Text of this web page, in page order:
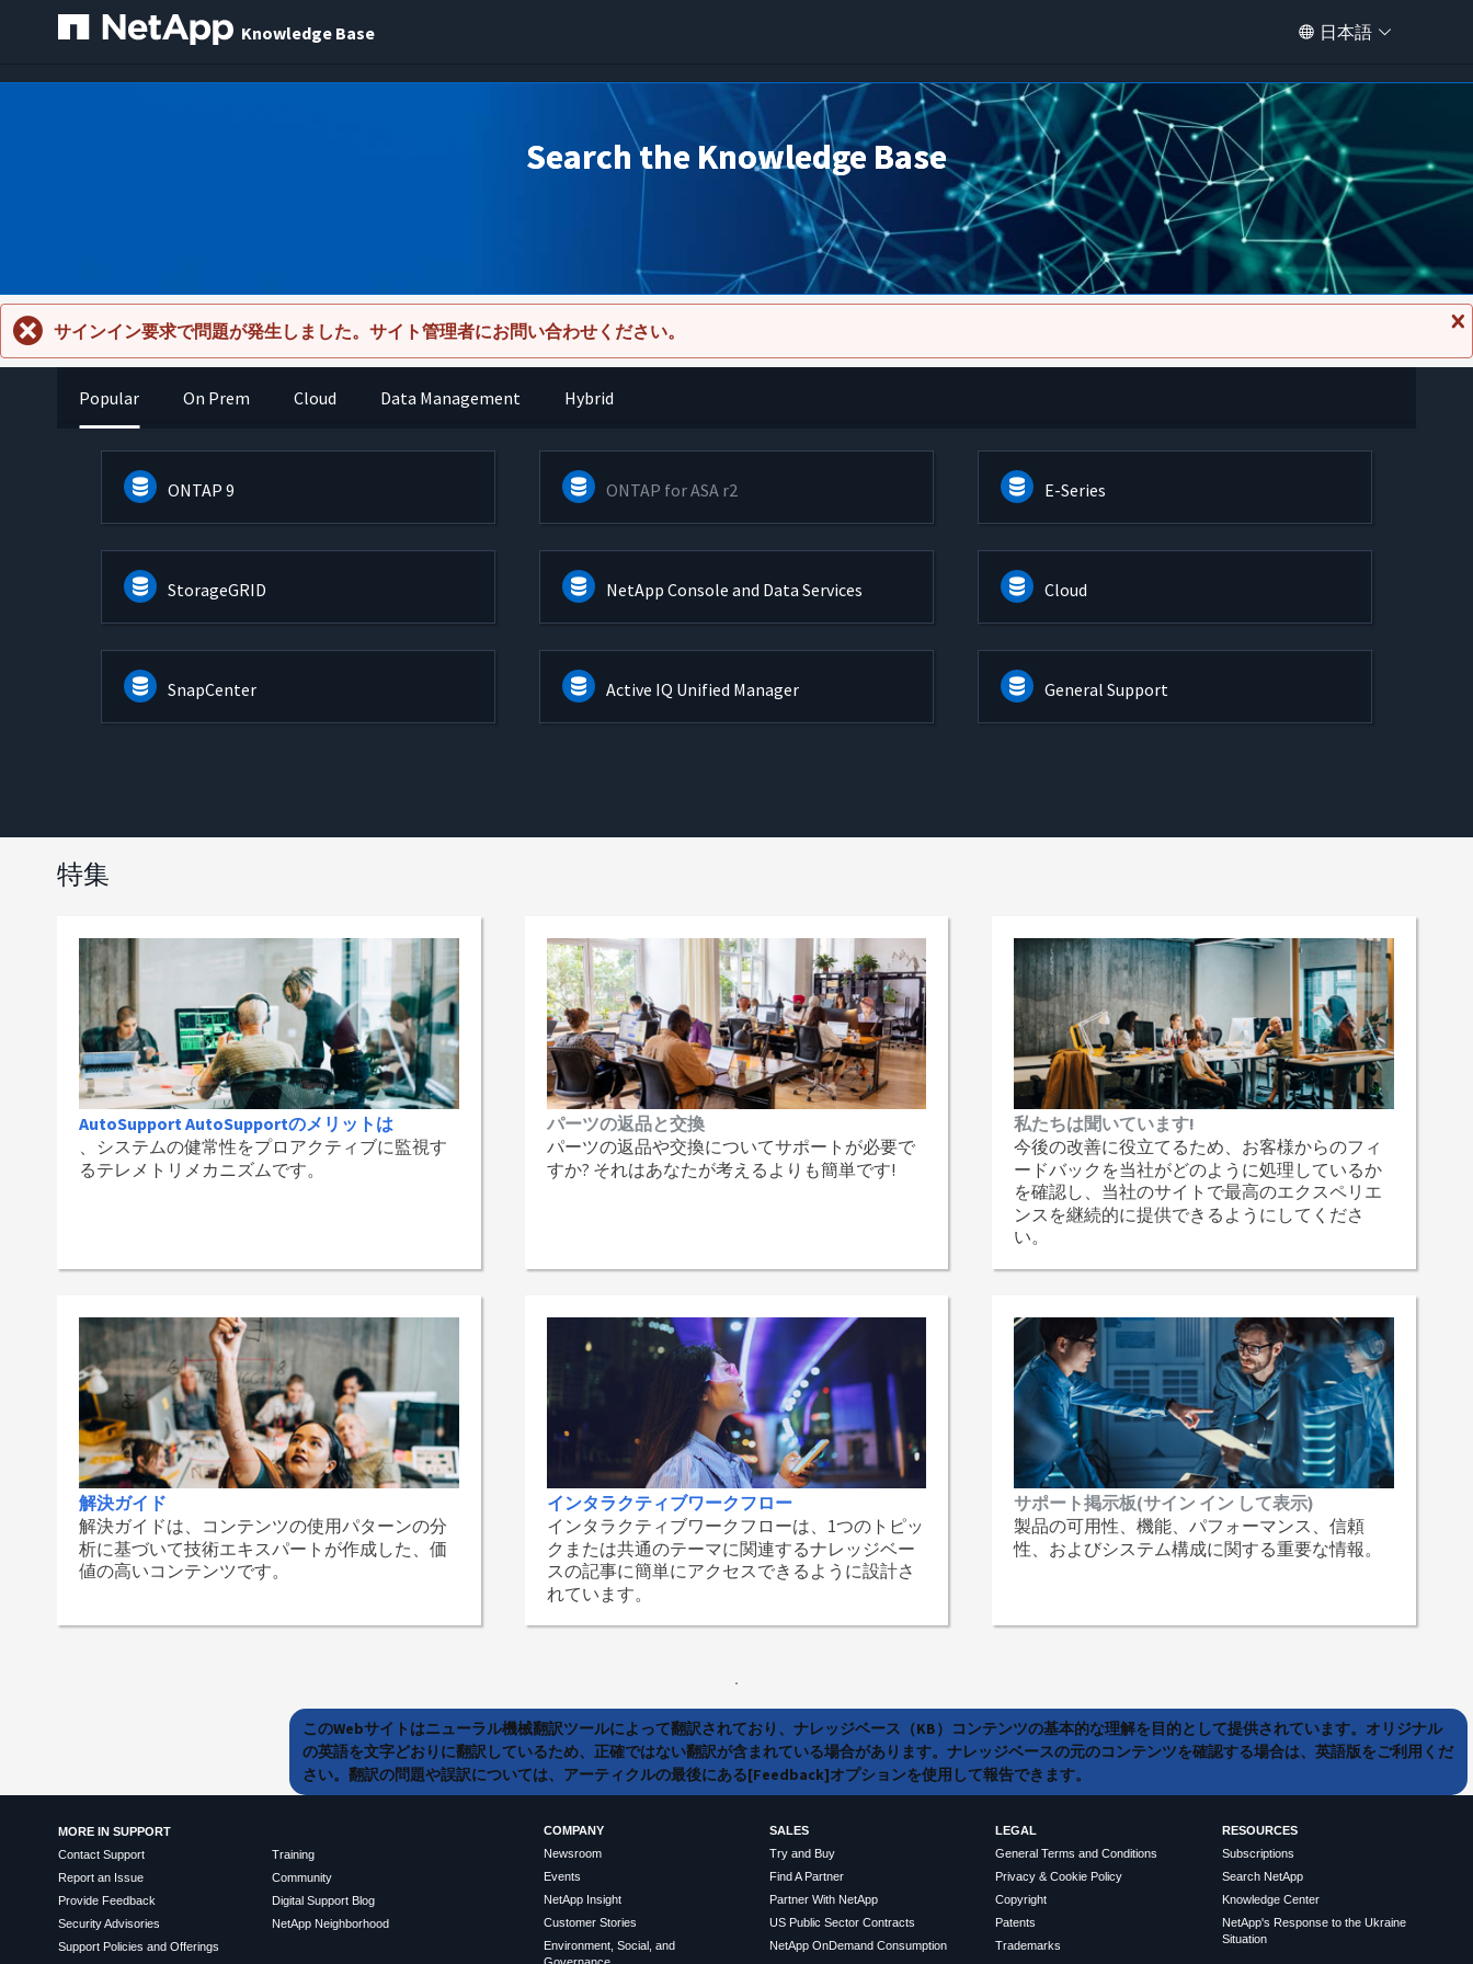
Knowledge Base 日本語
Search the Knowledge Base
メ
ッ
サインイン要求で問題が発生しました。サイト管理者にお問い合わせください。
Popular On Prem Cloud Data Management Hybrid
ONTAP 9 ONTAP for ASA r2 E-Series
StorageGRID NetApp Console and Data Services Cloud
SnapCenter Active IQ Unified Manager General Support
特集
AutoSupport AutoSupportのメリットは
、システムの健常性をプロアクティブに監視す
るテレメトリメカニズムです。
パーツの返品と交換
パーツの返品や交換についてサポートが必要で
すか? それはあなたが考えるよりも簡単です!
私たちは聞いています!
今後の改善に役立てるため、お客様からのフィ
ードバックを当社がどのように処理しているか
を確認し、当社のサイトで最高のエクスペリエ
ンスを継続的に提供できるようにしてくださ
い。
解決ガイド
解決ガイドは、コンテンツの使用パターンの分
析に基づいて技術エキスパートが作成した、価
値の高いコンテンツです。
インタラクティブワークフロー
インタラクティブワークフローは、1つのトピッ
クまたは共通のテーマに関連するナレッジベー
スの記事に簡単にアクセスできるように設計さ
れています。
サポート掲示板(サイン イン して表示)
製品の可用性、機能、パフォーマンス、信頼
性、およびシステム構成に関する重要な情報。
このWebサイトはニューラル機械翻訳ツールによって翻訳されており、ナレッジベース（KB）コンテンツの基本的な理解を目的として提供されています。オリジナル
の英語を文字どおりに翻訳しているため、正確ではない翻訳が含まれている場合があります。ナレッジベースの元のコンテンツを確認する場合は、英語版をご利用くだ
さい。翻訳の問題や誤訳については、アーティクルの最後にある[Feedback]オプションを使用して報告できます。
MORE IN SUPPORT
Contact Support
Report an Issue
Provide Feedback
Security Advisories
Support Policies and Offerings
Training
Community
Digital Support Blog
NetApp Neighborhood
COMPANY
Newsroom
Events
NetApp Insight
Customer Stories
Environment, Social, and
SALES
Try and Buy
Find A Partner
Partner With NetApp
US Public Sector Contracts
NetApp OnDemand Consumption
LEGAL
General Terms and Conditions
Privacy & Cookie Policy
Copyright
Patents
Trademarks
RESOURCES
Subscriptions
Search NetApp
Knowledge Center
NetApp's Response to the Ukraine
Situation